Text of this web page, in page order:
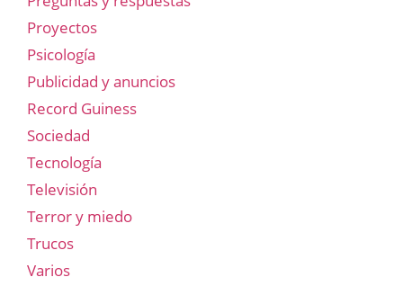
Proyectos
Psicología
Publicidad y anuncios
Record Guiness
Sociedad
Tecnología
Televisión
Terror y miedo
Trucos
Varios